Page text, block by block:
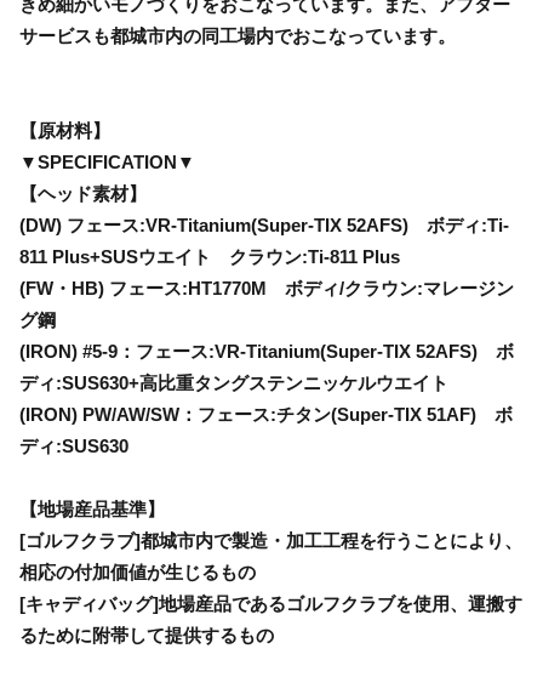
サービスも都城市内の同工場内でおこなっています。
【原材料】
▼SPECIFICATION▼
【ヘッド素材】
(DW) フェース:VR-Titanium(Super-TIX 52AFS) ボディ:Ti-
811 Plus+SUSウエイト クラウン:Ti-811 Plus
(FW・HB) フェース:HT1770M ボディ/クラウン:マレージン
グ鋼
(IRON) #5-9：フェース:VR-Titanium(Super-TIX 52AFS) ボ
ディ:SUS630+高比重タングステンニッケルウエイト
(IRON) PW/AW/SW：フェース:チタン(Super-TIX 51AF) ボ
ディ:SUS630
【地場産品基準】
[ゴルフクラブ]都城市内で製造・加工工程を行うことにより、
相応の付加価値が生じるもの
[キャディバッグ]地場産品であるゴルフクラブを使用、運搬す
るために附帯して提供するもの